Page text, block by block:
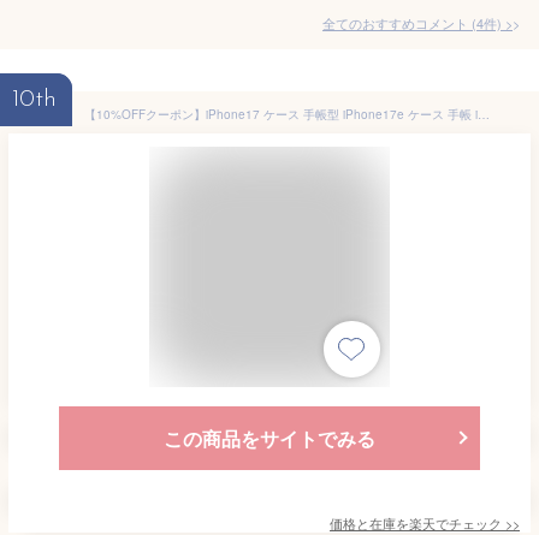
全てのおすすめコメント (4件) >
10th
【10%OFFクーポン】iPhone17 ケース 手帳型 iPhone17e ケース 手帳 iPhone16 iPhone16e iPhone17Pro iPhone Air iPhone16Pro iPhone17ProMax iPhone15 ケース iPhone14 iPhone13 iPhone12 mini pro Plus ProMax カバー iPhoneケース 革 スマホ
この商品をサイトでみる
価格と在庫を楽天でチェック >>